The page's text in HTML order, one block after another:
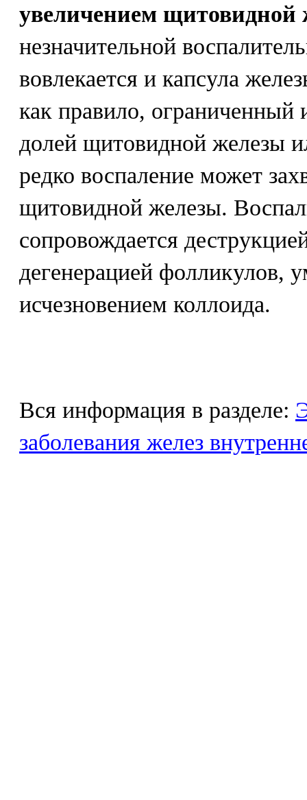
увеличением щитовидной
незначительной
вовлекается и капсула
как правило, ограниченный
долей щитовидной железы
редко воспаление может
щитовидной железы.
сопровождается
дегенерацией фолликулов,
исчезновением коллоида.
Вся информация в разделе:
заболевания желез